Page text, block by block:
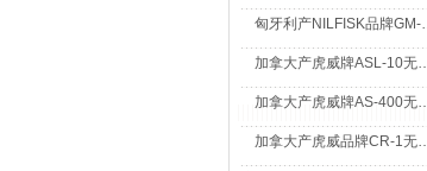
匈牙利产NILFISK品牌GM-80无尘室专用吸尘器
加拿大产虎威牌ASL-10无尘室专用吸尘器
加拿大产虎威牌AS-400无尘室专用吸尘器
加拿大产虎威品牌CR-1无尘室专用吸尘器